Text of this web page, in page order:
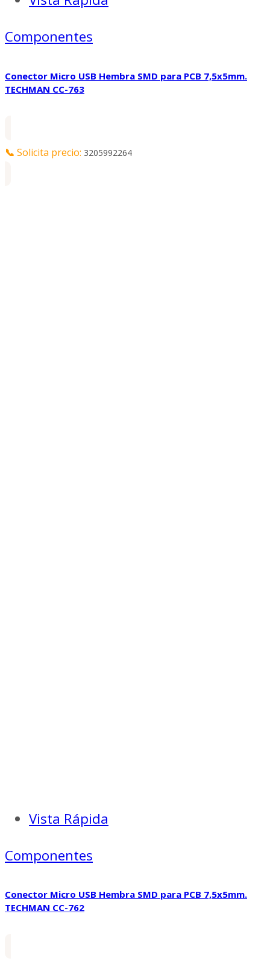
Componentes
Conector Micro USB Hembra SMD para PCB 7,5x5mm.
TECHMAN CC-763
📞 Solicita precio: 3205992264
Vista Rápida
Componentes
Conector Micro USB Hembra SMD para PCB 7,5x5mm.
TECHMAN CC-762